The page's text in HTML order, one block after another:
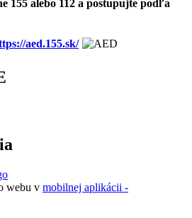
155 alebo 112 a postupujte podľa
aed.155.sk/
webu v mobilnej aplikácii -